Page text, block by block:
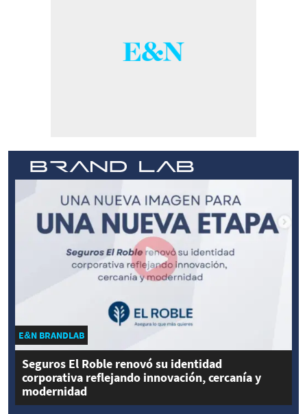
E&N BRANDLAB
Seguros El Roble renovó su identidad
corporativa reflejando innovación, cercanía y
modernidad